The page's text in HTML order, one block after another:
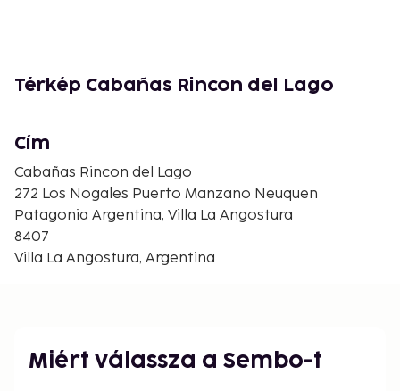
Térkép Cabañas Rincon del Lago
Cím
Cabañas Rincon del Lago
272 Los Nogales Puerto Manzano Neuquen
Patagonia Argentina, Villa La Angostura
8407
Villa La Angostura, Argentina
Miért válassza a Sembo-t